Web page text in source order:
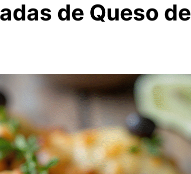
de Queso de